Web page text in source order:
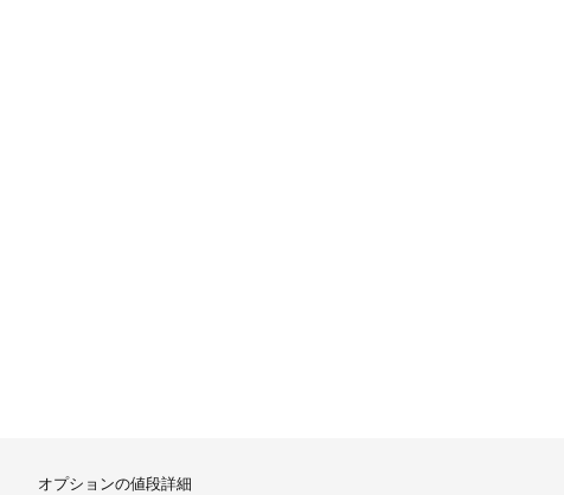
オプションの値段詳細